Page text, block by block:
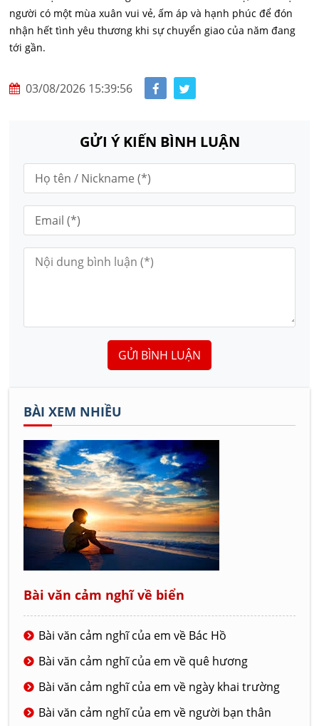
người có một mùa xuân vui vẻ, ấm áp và hạnh phúc để đón
nhận hết tình yêu thương khi sự chuyển giao của năm đang
tới gần.
03/08/2026 15:39:56
GỬI Ý KIẾN BÌNH LUẬN
GỬI BÌNH LUẬN
BÀI XEM NHIỀU
Bài văn cảm nghĩ về biển
Bài văn cảm nghĩ của em về Bác Hồ
Bài văn cảm nghĩ của em về quê hương
Bài văn cảm nghĩ của em về ngày khai trường
Bài văn cảm nghĩ của em về người bạn thân